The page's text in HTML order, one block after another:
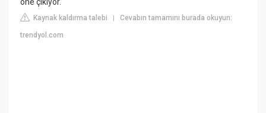
Kaynak kaldırma talebi |Cevabın tamamını burada okuyun:
trendyol.com